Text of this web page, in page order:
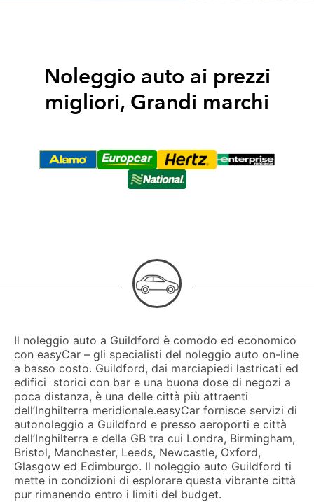
Noleggio auto ai prezzi
migliori, Grandi marchi
Il noleggio auto a Guildford è comodo ed economico
con easyCar – gli specialisti del noleggio auto on-line
a basso costo. Guildford, dai marciapiedi lastricati ed
edifici storici con bar e una buona dose di negozi a
poca distanza, è una delle città più attraenti
dell’Inghilterra meridionale.easyCar fornisce servizi di
autonoleggio a Guildford e presso aeroporti e città
dell’Inghilterra e della GB tra cui Londra, Birmingham,
Bristol, Manchester, Leeds, Newcastle, Oxford,
Glasgow ed Edimburgo. Il noleggio auto Guildford ti
mette in condizioni di esplorare questa vibrante città
pur rimanendo entro i limiti del budget.